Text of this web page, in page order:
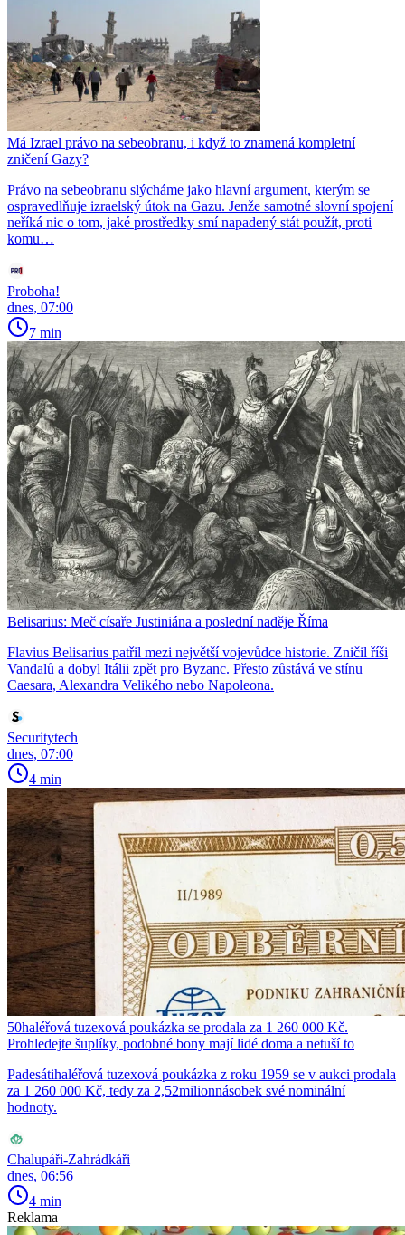
Má Izrael právo na sebeobranu, i když to znamená kompletní
zničení Gazy?
Právo na sebeobranu slýcháme jako hlavní argument, kterým se
ospravedlňuje izraelský útok na Gazu. Jenže samotné slovní spojení
neříká nic o tom, jaké prostředky smí napadený stát použít, proti
komu…
Proboha!
dnes, 07:00
7 min
Belisarius: Meč císaře Justiniána a poslední naděje Říma
Flavius Belisarius patřil mezi největší vojevůdce historie. Zničil říši
Vandalů a dobyl Itálii zpět pro Byzanc. Přesto zůstává ve stínu
Caesara, Alexandra Velikého nebo Napoleona.
Securitytech
dnes, 07:00
4 min
50haléřová tuzexová poukázka se prodala za 1 260 000 Kč.
Prohledejte šuplíky, podobné bony mají lidé doma a netuší to
Padesátihaléřová tuzexová poukázka z roku 1959 se v aukci prodala
za 1 260 000 Kč, tedy za 2,52milionnásobek své nominální
hodnoty.
Chalupáři-Zahrádkáři
dnes, 06:56
4 min
Reklama